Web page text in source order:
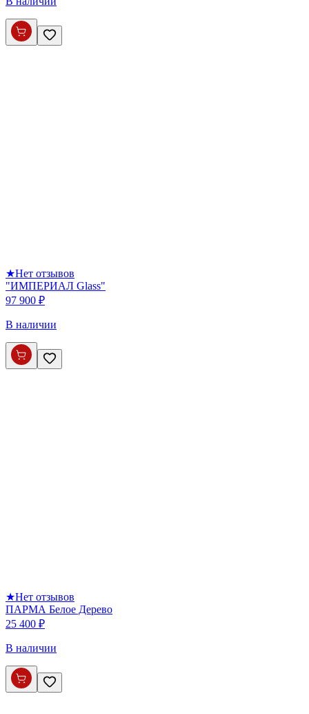
★Нет отзывов
"ИМПЕРИАЛ Glass"
97 900 ₽
В наличии
★Нет отзывов
ПАРМА Белое Дерево
25 400 ₽
В наличии